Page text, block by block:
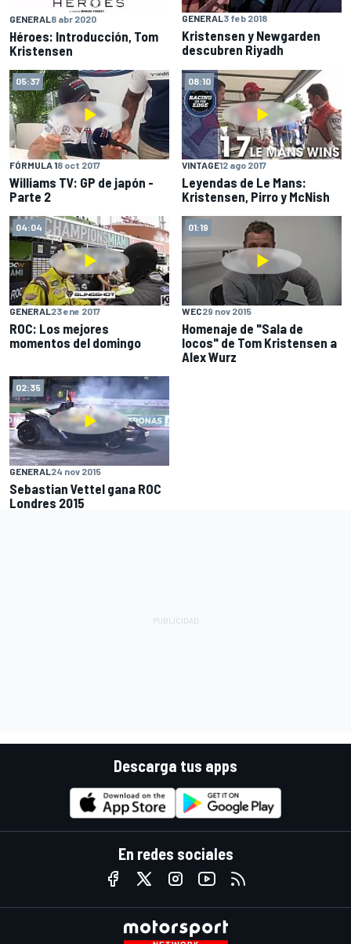
GENERAL 8 abr 2020
Héroes: Introducción, Tom
Kristensen
GENERAL3 feb 2018
Kristensen y Newgarden
descubren Riyadh
05:37
FÓRMULA 18 oct 2017
Williams TV: GP de japón -
Parte 2
08:10
VINTAGE12 ago 2017
Leyendas de Le Mans:
Kristensen, Pirro y McNish
04:04
GENERAL23 ene 2017
ROC: Los mejores
momentos del domingo
01:19
WEC29 nov 2015
Homenaje de "Sala de
locos" de Tom Kristensen a
Alex Wurz
02:35
GENERAL24 nov 2015
Sebastian Vettel gana ROC
Londres 2015
Descarga tus apps
En redes sociales